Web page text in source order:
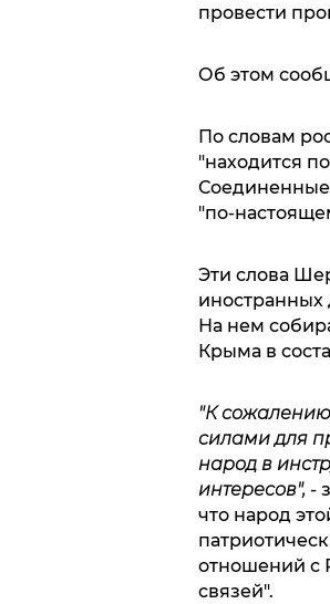
провести
Об этом
По словам
"находится
Соединенные
"по-
Эти слова
На нем
Крыма в
"К
силами для
народ в
интересов",-
что народ
отношений с
связей".